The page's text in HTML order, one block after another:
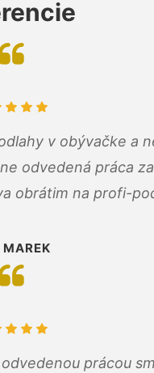
v obývačke a
odvedená práca
obrátim na profi-
MAREK
prácou